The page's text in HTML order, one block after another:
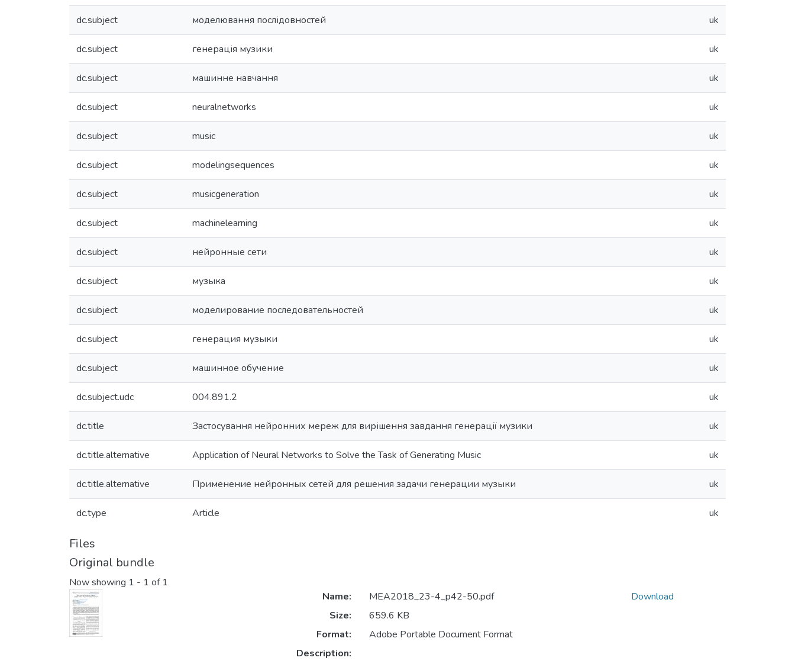
dc.subject моделювання послідовностей uk
dc.subject генерація музики uk
dc.subject машинне навчання uk
dc.subject neuralnetworks uk
dc.subject music uk
dc.subject modelingsequences uk
dc.subject musicgeneration uk
dc.subject machinelearning uk
dc.subject нейронные сети uk
dc.subject музыка uk
dc.subject моделирование последовательностей uk
dc.subject генерация музыки uk
dc.subject машинное обучение uk
dc.subject.udc 004.891.2 uk
dc.title Застосування нейронних мереж для вирішення завдання генерації музики uk
dc.title.alternative Application of Neural Networks to Solve the Task of Generating Music uk
dc.title.alternative Применение нейронных сетей для решения задачи генерации музыки uk
dc.type Article uk
Files
Original bundle
Now showing 1 - 1 of 1
Name:
MEA2018_23-4_p42-50.pdf
Size:
659.6 KB
Format:
Adobe Portable Document Format
Description:
Download